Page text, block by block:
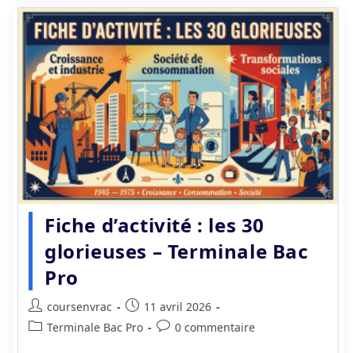
Fiche d’activité : les 30
glorieuses – Terminale Bac
Pro
Auteur/autrice
de
coursenvrac
Publication
publiée :
11 avril 2026
PostTerminale Bac Pro
Commentaires
0 commentaire